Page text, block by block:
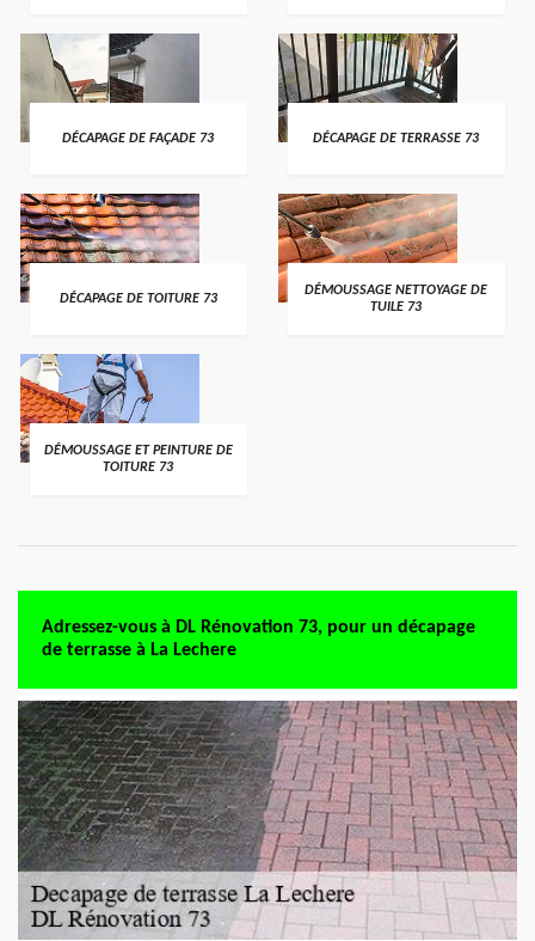
DÉCAPAGE DE FAÇADE 73 DÉCAPAGE DE TERRASSE 73
DÉCAPAGE DE TOITURE 73
DÉMOUSSAGE NETTOYAGE DE
TUILE 73
DÉMOUSSAGE ET PEINTURE DE
TOITURE 73
Adressez-vous à DL Rénovation 73, pour un décapage
de terrasse à La Lechere